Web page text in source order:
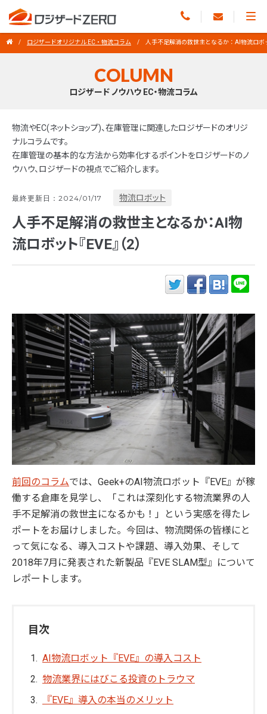
ロジザードオリジナル EC・物流コラム 人手不足解消の救世主となるか：AI物流ロボ
COLUMN
ロジザード ノウハウ EC・物流コラム
物流やEC(ネットショップ)、在庫管理に関連したロジザードのオリジ
ナルコラムです。
在庫管理の基本的な方法から効率化するポイントをロジザードのノ
ウハウ、ロジザードの視点でご紹介します。
最終更新日：2024/01/17 物流ロボット
人手不足解消の救世主となるか：AI物
流ロボット『EVE』（2）
前回のコラムでは、Geek+のAI物流ロボット『EVE』が稼
働する倉庫を見学し、「これは深刻化する物流業界の人
手不足解消の救世主になるかも！」という実感を得たレ
ポートをお届けしました。今回は、物流関係の皆様にと
って気になる、導入コストや課題、導入効果、そして
2018年7月に発表された新製品『EVE SLAM型』について
レポートします。
目次
AI物流ロボット『EVE』の導入コスト
物流業界にはびこる投資のトラウマ
『EVE』導入の本当のメリット